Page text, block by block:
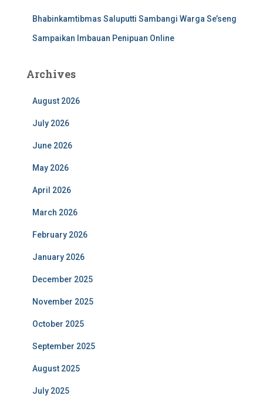
Bhabinkamtibmas Saluputti Sambangi Warga Se’seng
Sampaikan Imbauan Penipuan Online
Archives
August 2026
July 2026
June 2026
May 2026
April 2026
March 2026
February 2026
January 2026
December 2025
November 2025
October 2025
September 2025
August 2025
July 2025